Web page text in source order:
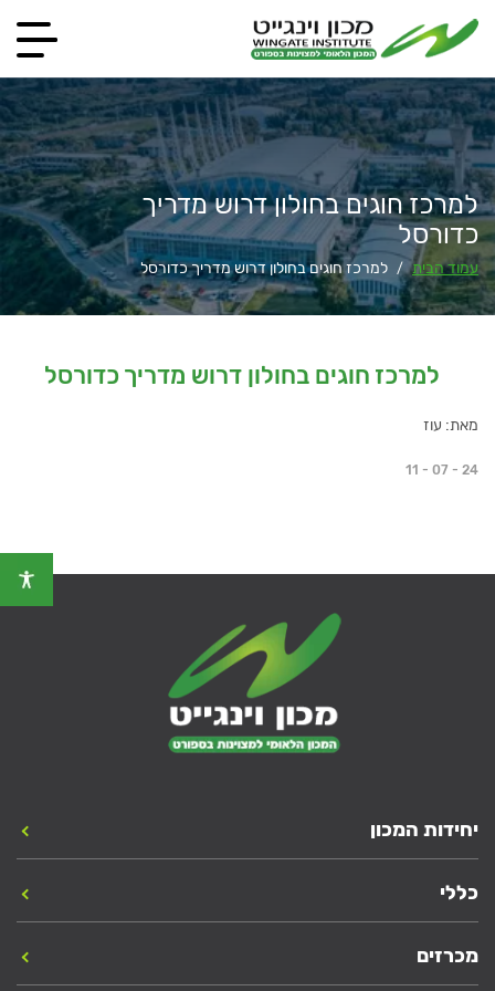
למרכז חוגים בחולון דרוש מדריך
כדורסל
עמוד הבית / למרכז חוגים בחולון דרוש מדריך כדורסל
למרכז חוגים בחולון דרוש מדריך כדורסל
מאת: עוז
11 - 07 - 24
יחידות המכון
כללי
מכרזים